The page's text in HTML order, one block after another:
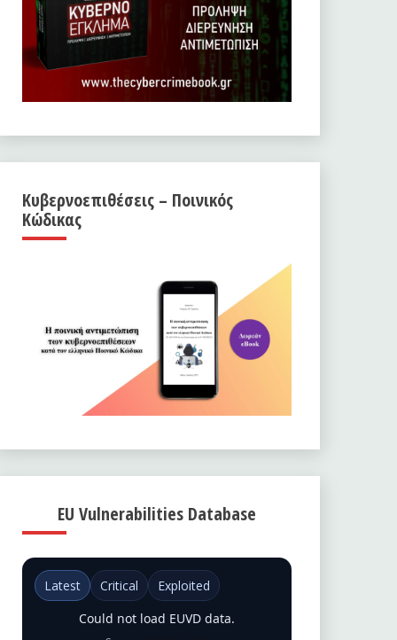
Κυβερνοεπιθέσεις – Ποινικός
Κώδικας
EU Vulnerabilities Database
Latest Critical
Exploited
Could not load EUVD data.